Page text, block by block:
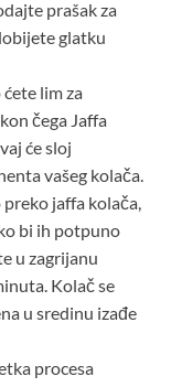
prašak za
glatku
lim za
čega Jaffa
će sloj
vašeg kolača.
jaffa kolača,
bi ih potpuno
u zagrijanu
Kolač se
u sredinu izađe
procesa